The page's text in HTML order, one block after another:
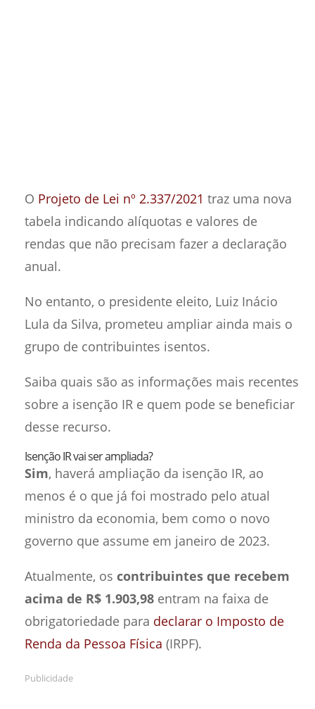
O Projeto de Lei nº 2.337/2021 traz uma nova
tabela indicando alíquotas e valores de
rendas que não precisam fazer a declaração
anual.
No entanto, o presidente eleito, Luiz Inácio
Lula da Silva, prometeu ampliar ainda mais o
grupo de contribuintes isentos.
Saiba quais são as informações mais recentes
sobre a isenção IR e quem pode se beneficiar
desse recurso.
Isenção IR vai ser ampliada?
Sim, haverá ampliação da isenção IR, ao
menos é o que já foi mostrado pelo atual
ministro da economia, bem como o novo
governo que assume em janeiro de 2023.
Atualmente, os contribuintes que recebem
acima de R$ 1.903,98entram na faixa de
obrigatoriedade para declarar o Imposto de
Renda da Pessoa Física (IRPF).
Publicidade